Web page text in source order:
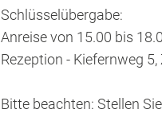
Schlüsselübergabe:
Anreise von 15.00 bis
Rezeption - Kiefernweg
Bitte beachten: Stellen